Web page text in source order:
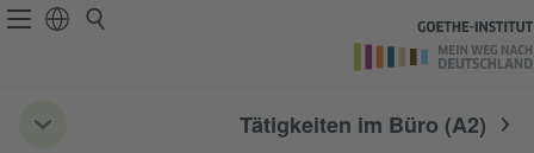
Tätigkeiten im Büro (A2)